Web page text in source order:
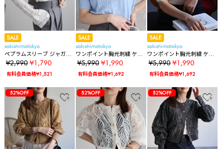
SALE
sakishimatokyo
ペプラムスリーブ ジャガー
ドトップス/カットソー
¥2,990 ¥1,790
有料会員価格¥1,521
SALE
sakishimatokyo
ワンポイント胸元刺繍 ケー
ブニットプルオーバー/半袖
¥5,990 ¥1,990
有料会員価格¥1,692
SALE
sakishimatokyo
ワンポイント胸元刺繍 ケー
ブニットプルオーバー/半袖
¥5,990 ¥1,990
有料会員価格¥1,692
52%OFF 52%OFF 52%OFF